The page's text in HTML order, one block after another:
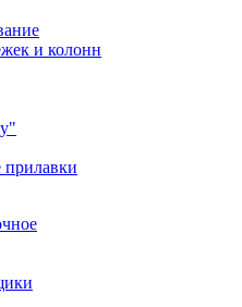
и колонн
прилавки